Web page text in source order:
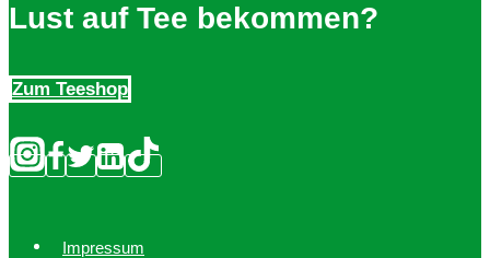
Lust auf Tee bekommen?
Zum Teeshop
Impressum